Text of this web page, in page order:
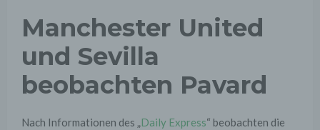
Manchester United
und Sevilla
beobachten Pavard
Nach Informationen des „Daily Express“ beobachten die